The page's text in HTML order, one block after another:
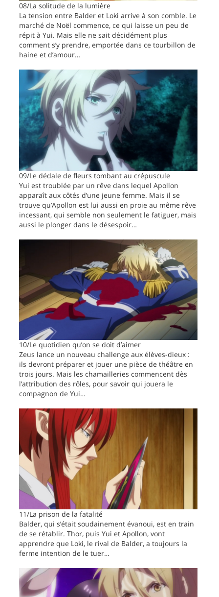
08/La solitude de la lumière
La tension entre Balder et Loki arrive à son comble. Le
marché de Noël commence, ce qui laisse un peu de
répit à Yui. Mais elle ne sait décidément plus
comment s’y prendre, emportée dans ce tourbillon de
haine et d’amour…
09/Le dédale de fleurs tombant au crépuscule
Yui est troublée par un rêve dans lequel Apollon
apparaît aux côtés d’une jeune femme. Mais il se
trouve qu’Apollon est lui aussi en proie au même rêve
incessant, qui semble non seulement le fatiguer, mais
aussi le plonger dans le désespoir…
10/Le quotidien qu’on se doit d’aimer
Zeus lance un nouveau challenge aux élèves-dieux :
ils devront préparer et jouer une pièce de théâtre en
trois jours. Mais les chamailleries commencent dès
l’attribution des rôles, pour savoir qui jouera le
compagnon de Yui…
11/La prison de la fatalité
Balder, qui s’était soudainement évanoui, est en train
de se rétablir. Thor, puis Yui et Apollon, vont
apprendre que Loki, le rival de Balder, a toujours la
ferme intention de le tuer…